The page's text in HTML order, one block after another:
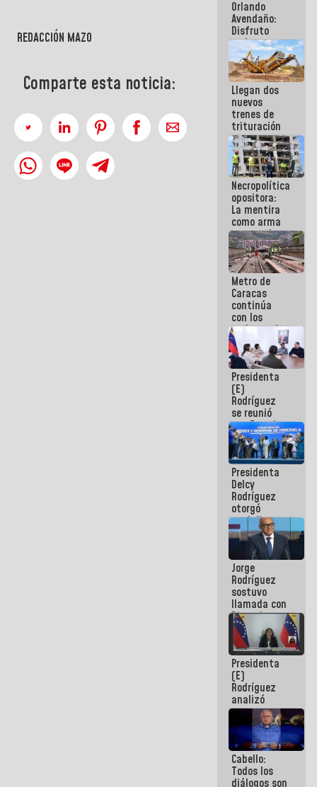
REDACCIÓN MAZO
Comparte esta noticia:
Orlando
Avendaño:
Disfruto
cada vez
que escribes
porque lo
que haces
es
embarrarla
Llegan dos
nuevos
trenes de
trituración
para
optimizar
manejo de
escombros
en La Guaira
Necropolítica
opositora:
La mentira
como arma
contra el
Pueblo
Metro de
Caracas
continúa
con los
trabajos de
mantenimiento
e inspección
en la Línea 2
Presidenta
(E)
Rodríguez
se reunió
con Estado
Mayor
Eléctrico
para
abordar
planes de
acción
Presidenta
Delcy
Rodríguez
otorgó
medalla
"Héroe de
Venezuela"
a servidores
públicos
Jorge
Rodríguez
sostuvo
llamada con
Dinorah
Figuera y
acuerdan
primer
encuentro
presencial
para el
diálogo
Presidenta
(E)
Rodríguez
analizó
junto a
gobernadores
planes de
recuperación
del Sistema
Eléctrico
Cabello:
Todos los
diálogos son